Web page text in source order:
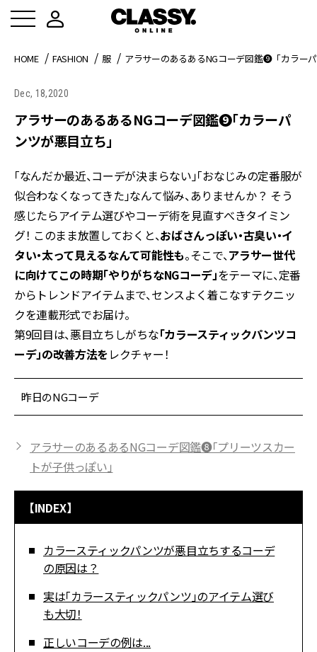
HOME FASHION 服 アラサーのあるあるNGコーデ図鑑❾「カラー
Dec, 18,2020
アラサーのあるあるNGコーデ図鑑❾「カラーパ
ンツが悪目立ち」
「なんだか最近、コーデが決まらない」「おなじみの定番服が
似合わなくなってきた」なんて悩み、ありませんか？ そう
感じたらアイテム選びやコーデ術を見直すべきタイミン
グ！ このまま放置しておくと、おばさんっぽい・古臭い・イ
タい・太って見えるなんて可能性も。そこで、アラサー世代
に向けてこの時期「やりがちなNGコーデ」をテーマに、定番
からトレンドアイテムまで、センスよく着こなすテクニッ
クを連載形式でお届け。
第9回目は、悪目立ちしがちな「カラースティックパンツコ
ーデ」の改善方法をレクチャー！
昨日のNGコーデ
アラサーのあるあるNGコーデ図鑑❽「プリーツスカー
トが子供っぽい」
【INDEX】
カラースティックパンツが悪目立ちするコーデ
の原因は？
実は「カラースティックパンツ」のアイテム選び
も大切！
正しいコーデの例は...